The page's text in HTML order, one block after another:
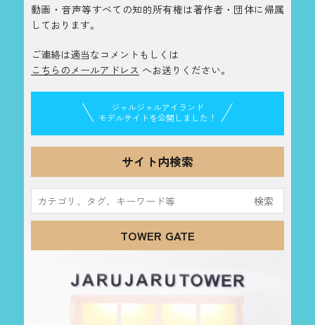
動画・音声等すべての知的所有権は著作者・団体に帰属
しております。
ご連絡は適当なコメントもしくは
こちらのメールアドレス へお送りください。
ジャルジャルアイランド
モデルサイトを公開しました！
サイト内検索
索:
TOWER GATE